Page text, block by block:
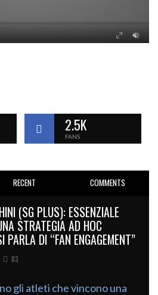
2.5K
FANS
RECENT COMMENTS
(SG PLUS): ESSENZIALE
STRATEGIA AD HOC
PARLA DI “FAN ENGAGEMENT”
83